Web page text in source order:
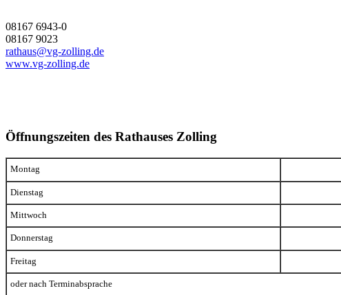
08167 6943-0
08167 9023
rathaus@vg-zolling.de
www.vg-zolling.de
Öffnungszeiten des Rathauses Zolling
Montag
Dienstag
Mittwoch
Donnerstag
Freitag
oder nach Terminabsprache